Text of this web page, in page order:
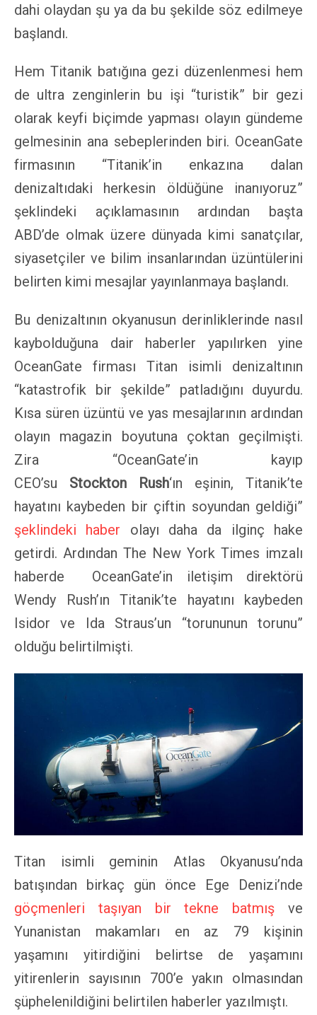
dahi olaydan şu ya da bu şekilde söz edilmeye
başlandı.
Hem Titanik batığına gezi düzenlenmesi hem
de ultra zenginlerin bu işi “turistik” bir gezi
olarak keyfi biçimde yapması olayın gündeme
gelmesinin ana sebeplerinden biri. OceanGate
firmasının “Titanik’in enkazına dalan
denizaltıdaki herkesin öldüğüne inanıyoruz”
şeklindeki açıklamasının ardından başta
ABD’de olmak üzere dünyada kimi sanatçılar,
siyasetçiler ve bilim insanlarından üzüntülerini
belirten kimi mesajlar yayınlanmaya başlandı.
Bu denizaltının okyanusun derinliklerinde nasıl
kaybolduğuna dair haberler yapılırken yine
OceanGate firması Titan isimli denizaltının
“katastrofik bir şekilde” patladığını duyurdu.
Kısa süren üzüntü ve yas mesajlarının ardından
olayın magazin boyutuna çoktan geçilmişti.
Zira “OceanGate’in kayıp
CEO’su Stockton Rush‘ın eşinin, Titanik’te
hayatını kaybeden bir çiftin soyundan geldiği”
şeklindeki haber olayı daha da ilginç hake
getirdi. Ardından The New York Times imzalı
haberde OceanGate’in iletişim direktörü
Wendy Rush’ın Titanik’te hayatını kaybeden
Isidor ve Ida Straus’un “torununun torunu”
olduğu belirtilmişti.
Titan isimli geminin Atlas Okyanusu’nda
batışından birkaç gün önce Ege Denizi’nde
göçmenleri taşıyan bir tekne batmış ve
Yunanistan makamları en az 79 kişinin
yaşamını yitirdiğini belirtse de yaşamını
yitirenlerin sayısının 700’e yakın olmasından
şüphelenildiğini belirtilen haberler yazılmıştı.